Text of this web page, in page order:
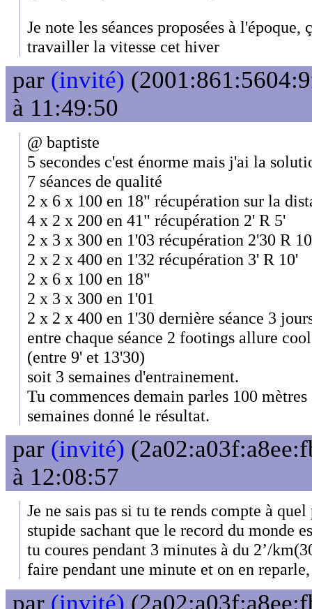
Je note les séances proposées à l'époque,
travailler la vitesse cet hiver
par (invité)
à 11:49:50
@ baptiste
5 secondes c'est énorme mais j'ai la
7 séances de qualité
2 x 6 x 100 en 18" récupération sur la
4 x 2 x 200 en 41" récupération 2' R 5'
2 x 3 x 300 en 1'03 récupération 2'30 R
2 x 2 x 400 en 1'32 récupération 3' R 10'
2 x 6 x 100 en 18"
2 x 3 x 300 en 1'01
2 x 2 x 400 en 1'30 dernière séance 3
entre chaque séance 2 footings allure
(entre 9' et 13'30)
soit 3 semaines d'entrainement.
Tu commences demain parles 100
semaines donné le résultat.
par (invité)
à 12:08:57
Je ne sais pas si tu te rends compte à
stupide sachant que le record du monde
tu coures pendant 3 minutes à du 2’/
faire pendant une minute et on en
par (invité)